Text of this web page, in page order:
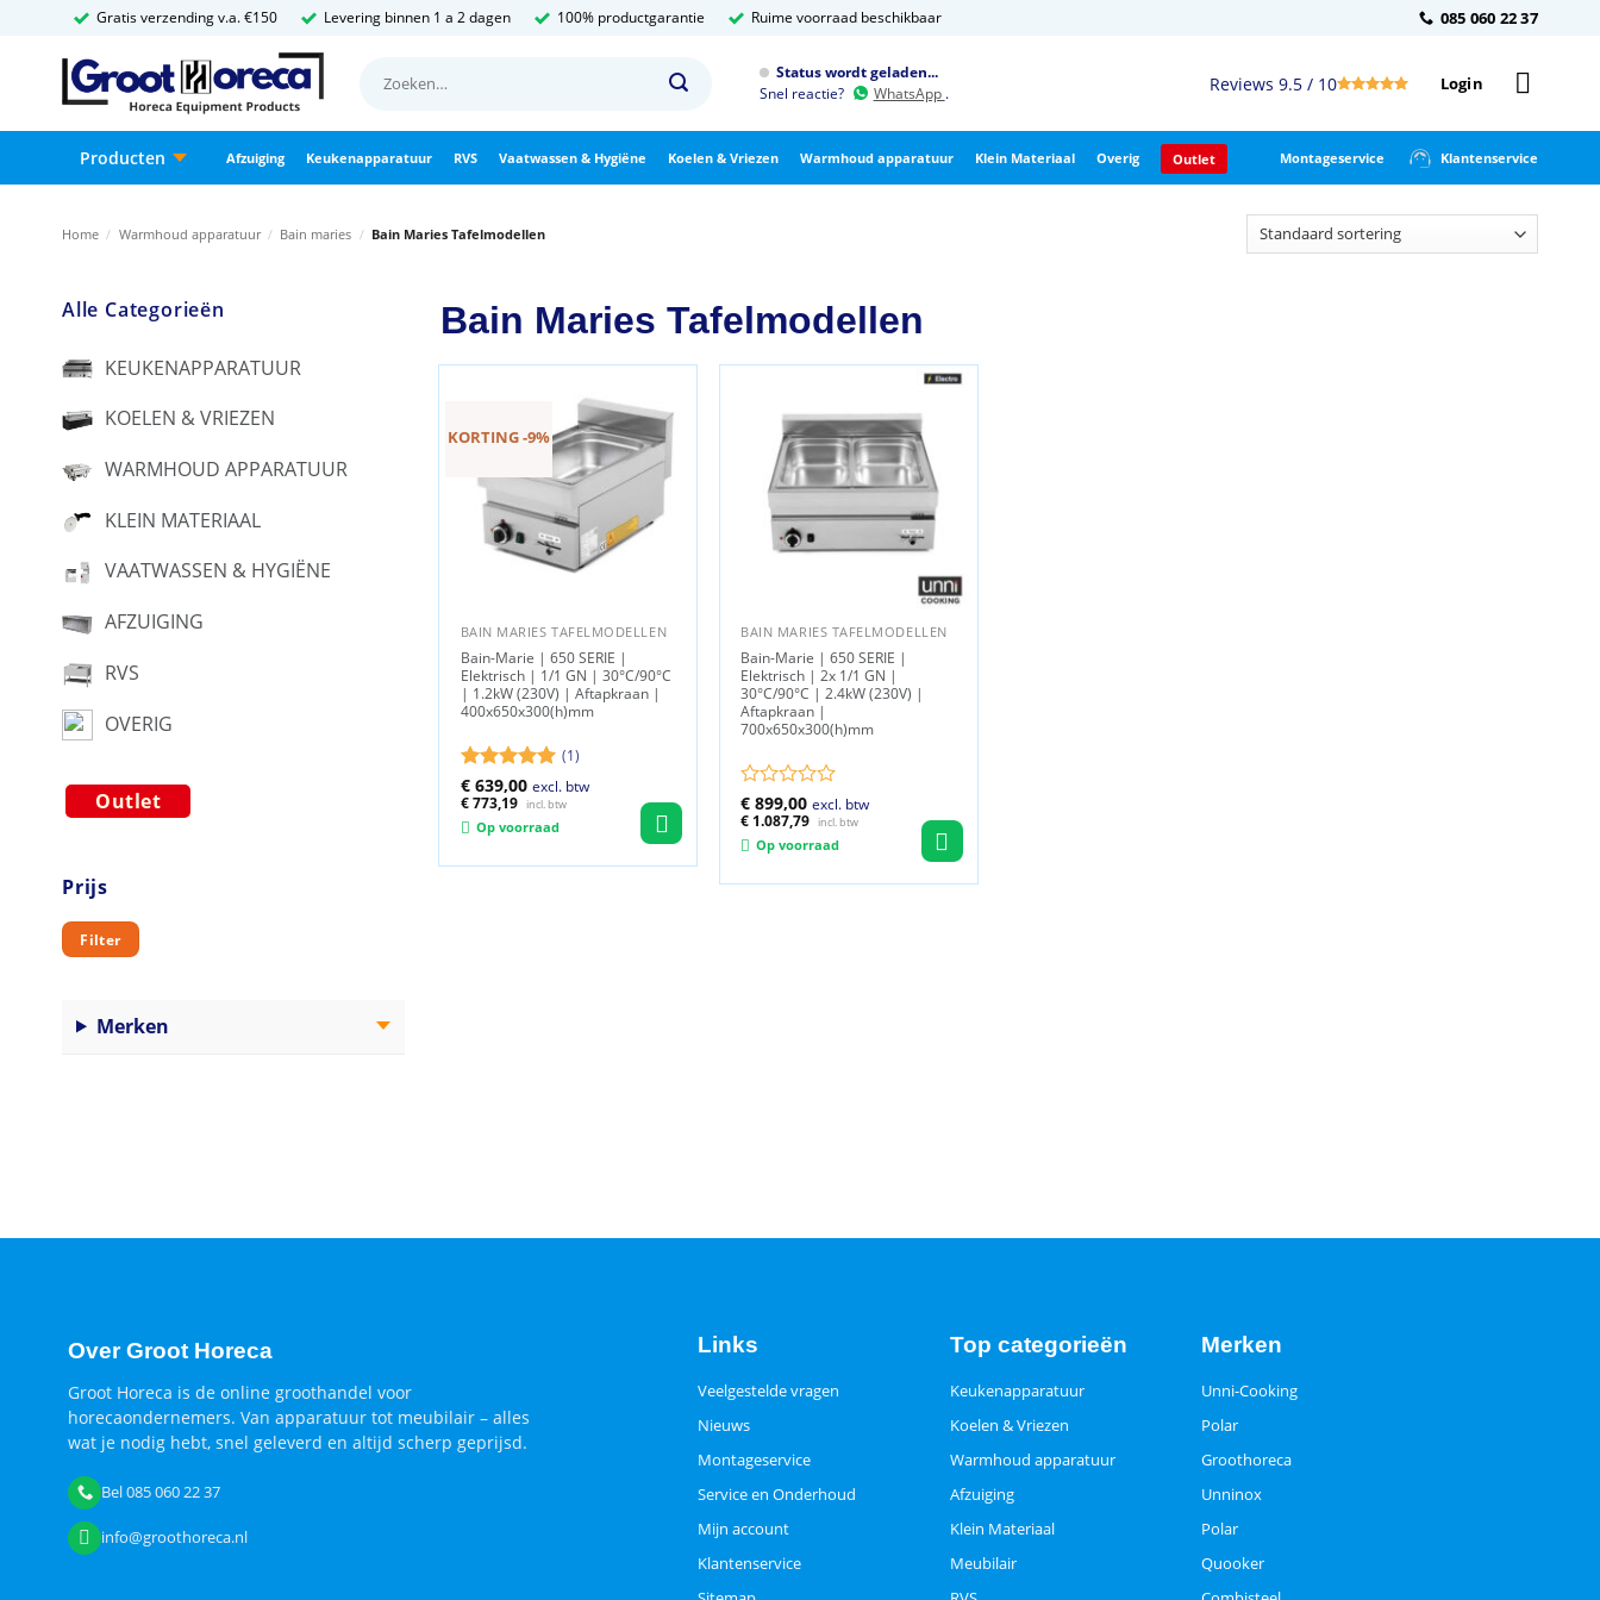
Gratis verzending v.a. €150 Levering binnen 1 a 2 dagen 100% productgarantie Ruime voorraad beschikbaar 085 060 22 37
naar:
Status wordt geladen...
Snel reactie?
WhatsApp . Reviews 9.5 / 10 Login
Producten Afzuiging Keukenapparatuur RVS Vaatwassen & Hygiëne Koelen & Vriezen Warmhoud apparatuur Klein Materiaal Overig Outlet Montageservice Klantenservice
Home / Warmhoud apparatuur / Bain maries / Bain Maries Tafelmodellen
Alle Categorieën
KEUKENAPPARATUUR
KOELEN & VRIEZEN
WARMHOUD APPARATUUR
KLEIN MATERIAAL
VAATWASSEN & HYGIËNE
AFZUIGING
RVS
OVERIG
Outlet
Prijs
Min.
prijs
Max.
prijsFilter
Merken
Bain Maries Tafelmodellen
KORTING -9%
BAIN MARIES TAFELMODELLEN
Bain-Marie | 650 SERIE |
Elektrisch | 1/1 GN | 30°C/90°C
| 1.2kW (230V) | Aftapkraan |
400x650x300(h)mm
Gewaardeerd
5uit 5
(1)
Oorspronkelijke
prijs
was:
€ 699,00.
€639,00Huidige
prijs
€ 639,00.
excl. btw
€773,19 incl. btw
Op voorraad
BAIN MARIES TAFELMODELLEN
Bain-Marie | 650 SERIE |
Elektrisch | 2x 1/1 GN |
30°C/90°C | 2.4kW (230V) |
Aftapkraan |
700x650x300(h)mm
Gewaardeerd
0
uit
€ 899,00 excl. btw
€ 1.087,79 incl. btw
Op voorraad
Over Groot Horeca
Groot Horeca is de online groothandel voor
horecaondernemers. Van apparatuur tot meubilair – alles
wat je nodig hebt, snel geleverd en altijd scherp geprijsd.
Bel 085 060 22 37
info@groothoreca.nl
Links
Veelgestelde vragen
Nieuws
Montageservice
Service en Onderhoud
Mijn account
Klantenservice
Top categorieën
Keukenapparatuur
Koelen & Vriezen
Warmhoud apparatuur
Afzuiging
Klein Materiaal
Meubilair
Merken
Unni-Cooking
Polar
Groothoreca
Unninox
Polar
Quooker